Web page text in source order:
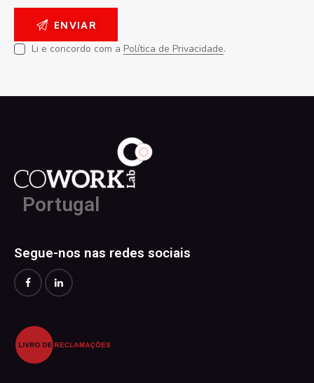
Li e concordo com a Política de Privacidade.
Portugal
Segue-nos nas redes sociais